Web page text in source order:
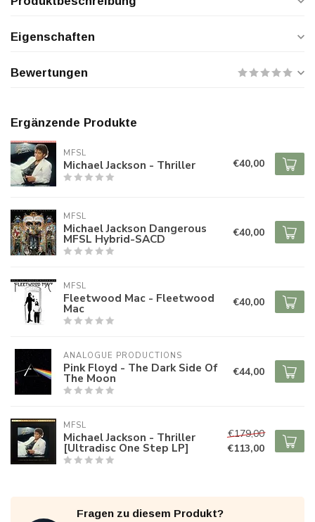
Eigenschaften
Bewertungen
Ergänzende Produkte
MFSL
Michael Jackson - Thriller €40,00
MFSL
Michael Jackson Dangerous
MFSL Hybrid-SACD €40,00
MFSL
Fleetwood Mac - Fleetwood
Mac €40,00
ANALOGUE PRODUCTIONS
Pink Floyd - The Dark Side Of
The Moon €44,00
MFSL
Michael Jackson - Thriller
[Ultradisc One Step LP]
€179,00
€113,00
Fragen zu diesem Produkt?